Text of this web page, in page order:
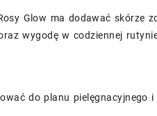
Glow ma dodawać skórze
wygodę w codziennej
do planu pielęgnacyjnego